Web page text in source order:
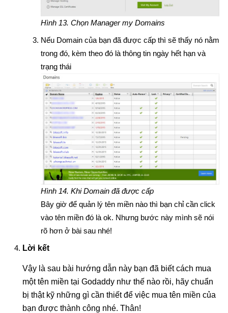
Hình 13. Chọn Manager my Domains
Nếu Domain của bạn đã được cấp thì sẽ thấy nó nằm
trong đó, kèm theo đó là thông tin ngày hết hạn và
trạng thái
Hình 14. Khi Domain đã được cấp
Bây giờ để quản lý tên miền nào thì bạn chỉ cần click
vào tên miền đó là ok. Nhưng bước này mình sẽ nói
rõ hơn ở bài sau nhé!
Lời kết
Vậy là sau bài hướng dẫn này bạn đã biết cách mua
một tên miền tại Godaddy như thế nào rồi, hãy chuẩn
bị thật kỹ những gì cần thiết để việc mua tên miền của
bạn được thành công nhé. Thân!